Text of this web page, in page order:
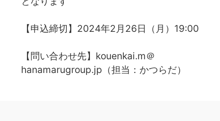
【申込締切】2024年2月26日（月）19:00
【問い合わせ先】kouenkai.m＠
hanamarugroup.jp（担当：かつらだ）